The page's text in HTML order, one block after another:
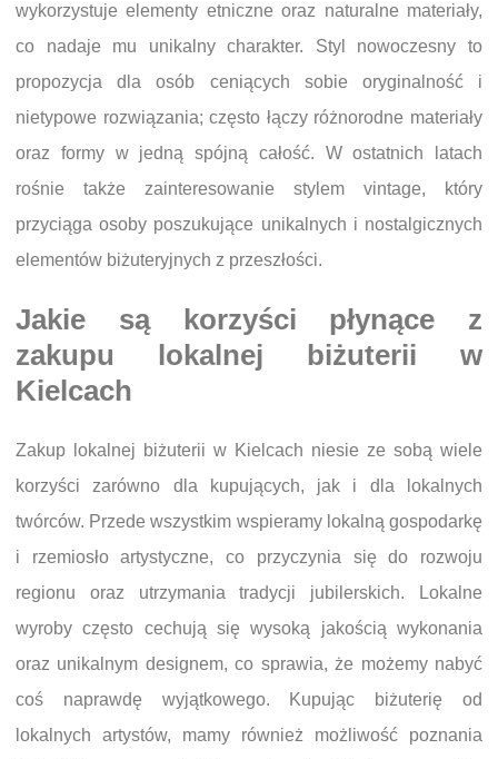
wykorzystuje elementy etniczne oraz naturalne materiały,
co nadaje mu unikalny charakter. Styl nowoczesny to
propozycja dla osób ceniących sobie oryginalność i
nietypowe rozwiązania; często łączy różnorodne materiały
oraz formy w jedną spójną całość. W ostatnich latach
rośnie także zainteresowanie stylem vintage, który
przyciąga osoby poszukujące unikalnych i nostalgicznych
elementów biżuteryjnych z przeszłości.
Jakie są korzyści płynące z
zakupu lokalnej biżuterii w
Kielcach
Zakup lokalnej biżuterii w Kielcach niesie ze sobą wiele
korzyści zarówno dla kupujących, jak i dla lokalnych
twórców. Przede wszystkim wspieramy lokalną gospodarkę
i rzemiosło artystyczne, co przyczynia się do rozwoju
regionu oraz utrzymania tradycji jubilerskich. Lokalne
wyroby często cechują się wysoką jakością wykonania
oraz unikalnym designem, co sprawia, że możemy nabyć
coś naprawdę wyjątkowego. Kupując biżuterię od
lokalnych artystów, mamy również możliwość poznania